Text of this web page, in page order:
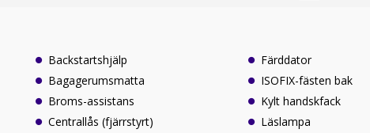
Backstartshjälp
Bagagerumsmatta
Broms-assistans
Centrallås (fjärrstyrt)
Färddator
ISOFIX-fästen bak
Kylt handskfack
Läslampa